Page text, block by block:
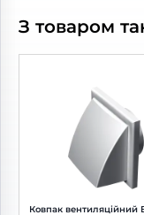
Потужність:
З товаром
Ковпак вентиляційний